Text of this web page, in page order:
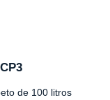
de 100 litros